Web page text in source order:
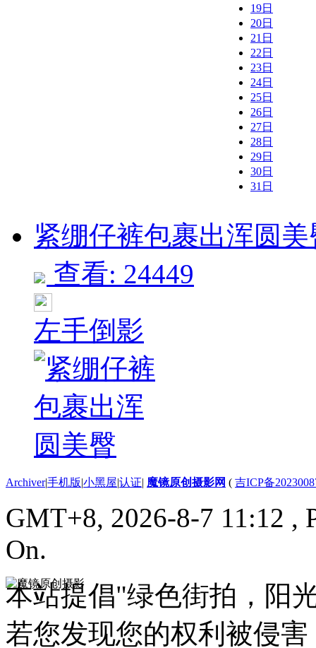
19日
20日
21日
22日
23日
24日
25日
26日
27日
28日
29日
30日
31日
紧绷仔裤包裹出浑圆美
查看: 24449
左手倒影
Archiver|手机版|小黑屋|认证| 魔镜原创摄影网 ( 吉ICP备
GMT+8, 2026-8-7 11:12 ,
On.
本站提倡"绿色街拍，阳
若您发现您的权利被侵